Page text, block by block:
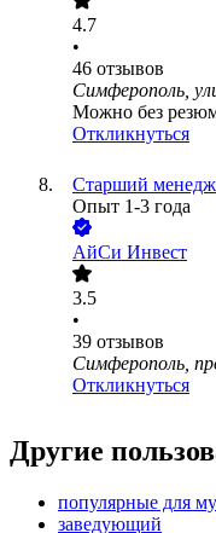
4.7
•
46 отзывов
Симферополь,
Можно без
Откликнуться
Старший
Опыт 1-3 года
АйСи Инвест
3.5
•
39 отзывов
Симферополь,
Откликнуться
Другие
популярные для
заведующий